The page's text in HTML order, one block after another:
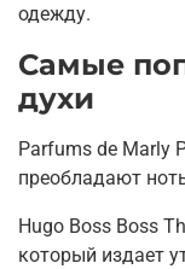
одежду.
Самые
духи
Parfums de Marly
преобладают
Hugo Boss Boss
который издает